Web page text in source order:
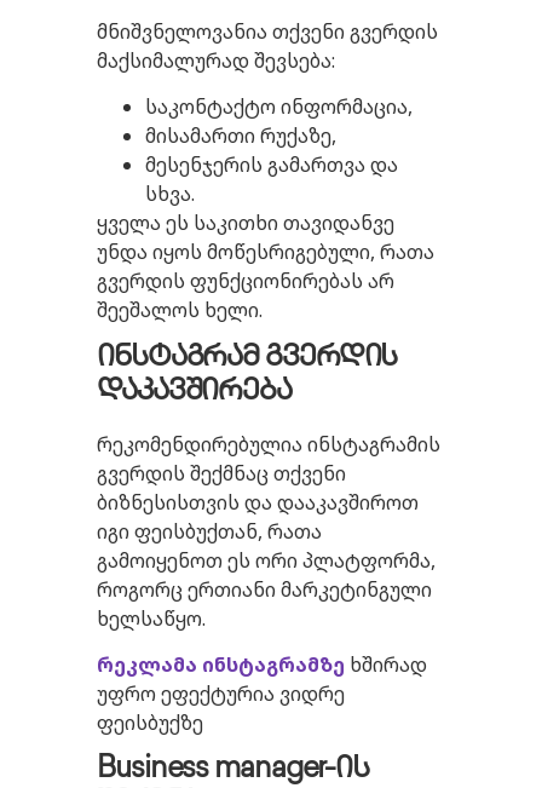
მნიშვნელოვანია თქვენი გვერდის
მაქსიმალურად შევსება:
საკონტაქტო ინფორმაცია,
მისამართი რუქაზე,
მესენჯერის გამართვა და
სხვა.
ყველა ეს საკითხი თავიდანვე
უნდა იყოს მოწესრიგებული, რათა
გვერდის ფუნქციონირებას არ
შეეშალოს ხელი.
ინსტაგრამ გვერდის
დაკავშირება
რეკომენდირებულია ინსტაგრამის
გვერდის შექმნაც თქვენი
ბიზნესისთვის და დააკავშიროთ
იგი ფეისბუქთან, რათა
გამოიყენოთ ეს ორი პლატფორმა,
როგორც ერთიანი მარკეტინგული
ხელსაწყო.
რეკლამა ინსტაგრამზე ხშირად
უფრო ეფექტურია ვიდრე
ფეისბუქზე
Business manager-ის